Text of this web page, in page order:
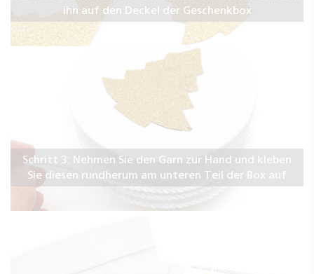
ihn auf den Deckel der Geschenkbox
Schritt 3: Nehmen Sie den Garn zur Hand und kleben
Sie diesen rundherum am unteren Teil der Box auf